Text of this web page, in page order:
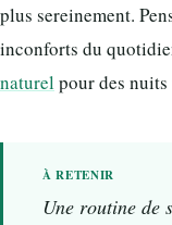
plus sereinement.
inconforts du
naturel pour des
Une routine de